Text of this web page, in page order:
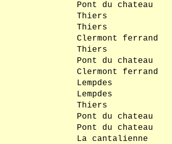
Pont du chateau
Thiers
Thiers
Clermont ferrand
Thiers
Pont du chateau
Clermont ferrand
Lempdes
Lempdes
Thiers
Pont du chateau
Pont du chateau
La cantalienne